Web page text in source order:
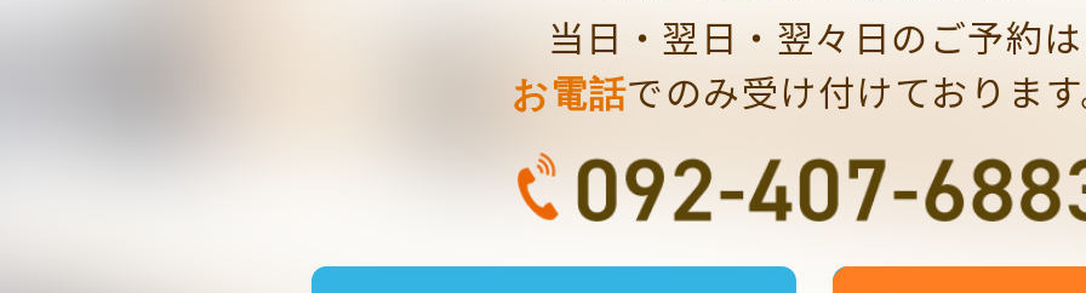
当日・翌日・翌々日のご予約は
お電話でのみ受け付けておりま